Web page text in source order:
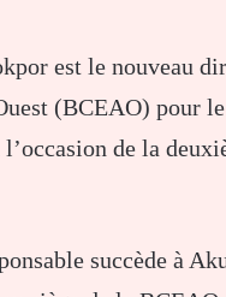
est le nouveau
(BCEAO) pour
l’occasion de la
succède à